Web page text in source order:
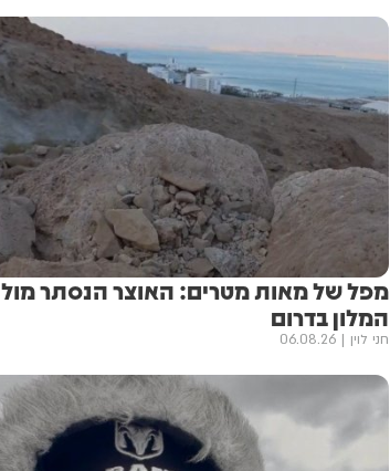
מפל של מאות מטרים: האוצר הנסתר מול
המלון בדרום
חני לוין 06.08.26